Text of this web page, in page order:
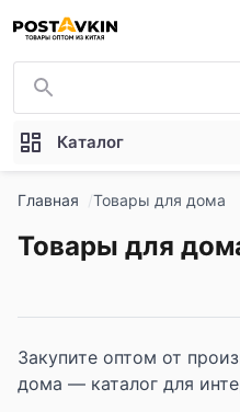
Перейти к основному
Каталог
Главная Товары для дома
Товары для
Закупите оптом от
дома — каталог для